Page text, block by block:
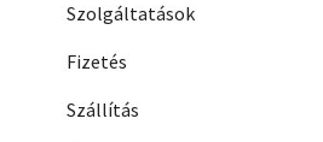
Szolgáltatások
Fizetés
Szállítás